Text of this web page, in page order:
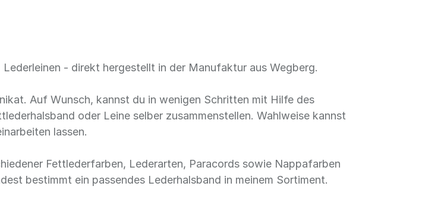
- direkt hergestellt in der Manufaktur aus Wegberg.
Auf Wunsch, kannst du in wenigen Schritten mit Hilfe des
oder Leine selber zusammenstellen. Wahlweise kannst
lassen.
Fettlederfarben, Lederarten, Paracords sowie Nappafarben
bestimmt ein passendes Lederhalsband in meinem Sortiment.